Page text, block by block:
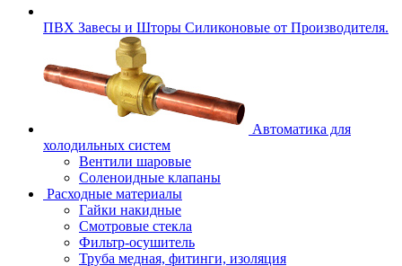
ПВХ Завесы и Шторы Силиконовые от Производителя.
Автоматика для
холодильных систем
Вентили шаровые
Соленоидные клапаны
Расходные материалы
Гайки накидные
Смотровые стекла
Фильтр-осушитель
Труба медная, фитинги, изоляция